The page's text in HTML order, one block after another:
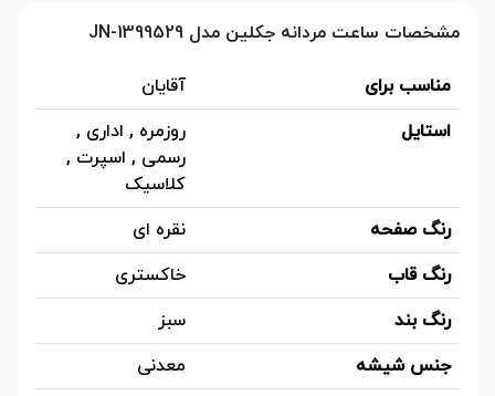
مشخصات ساعت مردانه جکلین مدل JN-1399529
مناسب برای
آقایان
استایل
روزمره , اداری ,
رسمی , اسپرت ,
کلاسیک
رنگ صفحه
نقره ای
رنگ قاب
خاکستری
رنگ بند
سبز
جنس شیشه
معدنی